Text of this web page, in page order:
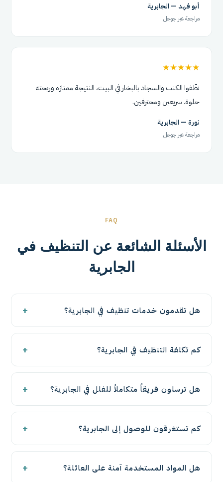
أبو فهد — الجابرية
مراجعة عبر جوجل
★★★★★
نظّفوا الكنب والسجاد بالبخار في البيت، النتيجة ممتازة وريحته
حلوة. سريعين ومحترفين.
نورة — الجابرية
مراجعة عبر جوجل
FAQ
الأسئلة الشائعة عن التنظيف في
الجابرية
هل تقدمون خدمات تنظيف في الجابرية؟ +
نعم، شركة تنظيف سوبريم تخدم منطقة الجابرية بالكامل
بكل خدمات التنظيف: المنازل والفلل والشقق والكنب
والسجاد والستائر والماترس والتنظيف بعد التشطيب
ومكافحة الحشرات. للحجز اتصل أو راسلنا واتساب على
كم تكلفة التنظيف في الجابرية؟ +
تعتمد التكلفة على نوع الخدمة وحجم المكان، فأسعار
تنظيف الفلل تختلف عن الكنب أو السجاد. نقدّم معاينة
وعرض سعر واضح لكل طلب في الجابرية. للحصول على
سعر اتصل على 67779541.
هل ترسلون فريقاً متكاملاً للفلل في الجابرية؟ +
نعم، نرسل فريقاً متكاملاً مدرّباً بمعدات احترافية لتنظيف
الفلل والقصور في الجابرية بكفاءة وخصوصية تامة. لحجز
موعد اتصل على 67779541.
كم تستغرقون للوصول إلى الجابرية؟ +
نصل إلى الجابرية في الموعد المتفق عليه بفريق مجهّز
بالكامل، ونلتزم بالمواعيد بدقة. لتحديد موعد اتصل على
هل المواد المستخدمة آمنة على العائلة؟ +